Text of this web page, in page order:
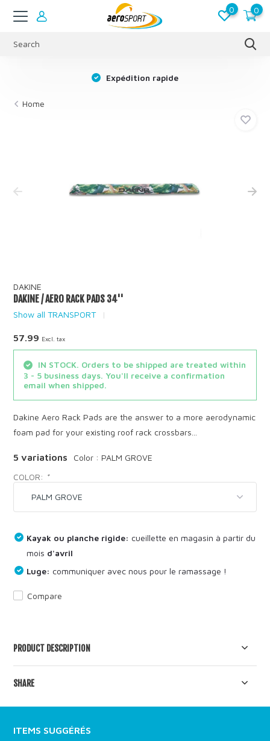
0 0
Expédition rapide
Home
DAKINE
DAKINE / AERO RACK PADS 34''
Show all TRANSPORT
57.99 Excl. tax
IN STOCK. Orders to be shipped are treated within
3 - 5 business days. You'll receive a confirmation
email when shipped.
Dakine Aero Rack Pads are the answer to a more aerodynamic
foam pad for your existing roof rack crossbars...
5 variations
Color : PALM GROVE
COLOR: *
Kayak ou planche rigide: cueillette en magasin à partir du
mois d'avril
Luge: communiquer avec nous pour le ramassage !
Compare
PRODUCT DESCRIPTION
SHARE
ITEMS SUGGÉRÉS